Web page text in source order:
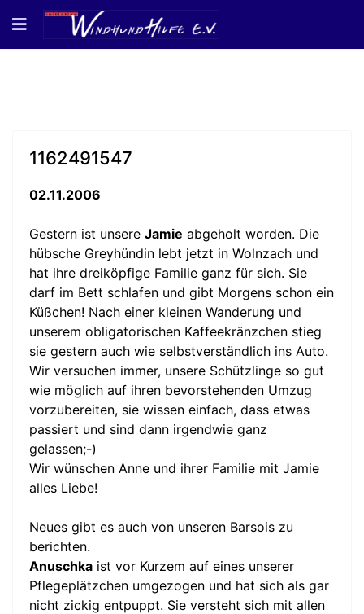
1162491547
02.11.2006
Gestern ist unsere Jamie abgeholt worden. Die
hübsche Greyhündin lebt jetzt in Wolnzach und
hat ihre dreiköpfige Familie ganz für sich. Sie
darf im Bett schlafen und gibt Morgens schon ein
Küßchen! Nach einer kleinen Wanderung und
unserem obligatorischen Kaffeekränzchen stieg
sie gestern auch wie selbstverständlich ins Auto.
Wir versuchen immer, unsere Schützlinge so gut
wie möglich auf ihren bevorstehenden Umzug
vorzubereiten, sie wissen einfach, dass etwas
passiert und sind dann irgendwie ganz
gelassen;-)
Wir wünschen Anne und ihrer Familie mit Jamie
alles Liebe!
Neues gibt es auch von unseren Barsois zu
berichten.
Anuschka ist vor Kurzem auf eines unserer
Pflegeplätzchen umgezogen und hat sich als gar
nicht zickig entpuppt. Sie versteht sich mit allen